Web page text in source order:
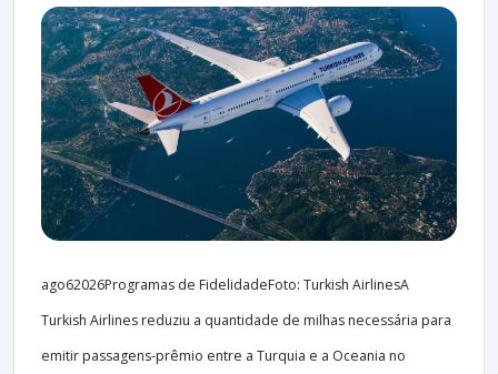
ago62026Programas de FidelidadeFoto: Turkish AirlinesA
Turkish Airlines reduziu a quantidade de milhas necessária para
emitir passagens-prêmio entre a Turquia e a Oceania no